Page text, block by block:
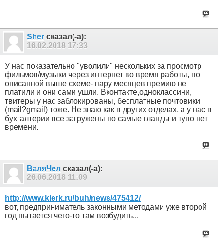
Sher сказал(-а):
16.02.2018 17:33
У нас показательно "уволили" нескольких за просмотр
фильмов/музыки через интернет во время работы, по
описанной выше схеме- пару месяцев премию не
платили и они сами ушли. Вконтакте,одноклассини,
твитеры у нас заблокированы, бесплатные почтовики
(mail?gmail) тоже. Не знаю как в других отделах, а у нас в
бухгалтерии все загружены по самые гланды и тупо нет
времени.
ВаляЧел сказал(-а):
26.06.2018 11:09
http://www.klerk.ru/buh/news/475412/
вот, предприниматель законными методами уже второй
год пытается чего-то там возбудить...